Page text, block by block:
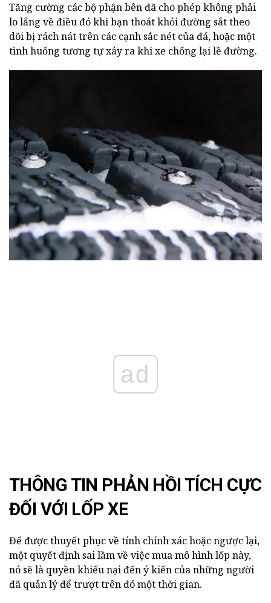
Tăng cường các bộ phận bên đã cho phép không phải
lo lắng về điều đó khi bạn thoát khỏi đường sắt theo
dõi bị rách nát trên các cạnh sắc nét của đá, hoặc một
tình huống tương tự xảy ra khi xe chống lại lề đường.
ad
THÔNG TIN PHẢN HỒI TÍCH CỰC
ĐỐI VỚI LỐP XE
Để được thuyết phục về tính chính xác hoặc ngược lại,
một quyết định sai lầm về việc mua mô hình lốp này,
nó sẽ là quyền khiếu nại đến ý kiến của những người
đã quản lý để trượt trên đó một thời gian.